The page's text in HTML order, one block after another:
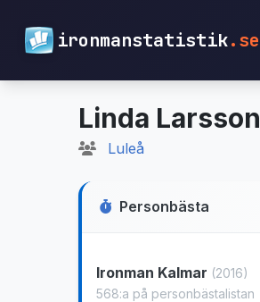
ironmanstatistik.se
Linda Larsson
Luleå
Personbästa
Ironman Kalmar (2016)
568:a på personbästalistan